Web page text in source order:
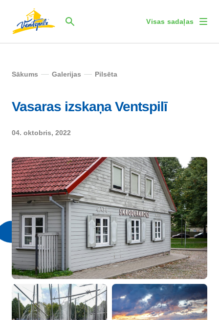
Visas sadaļas
Sākums Galerijas Pilsēta
Vasaras izskaņa Ventspilī
04. oktobris, 2022